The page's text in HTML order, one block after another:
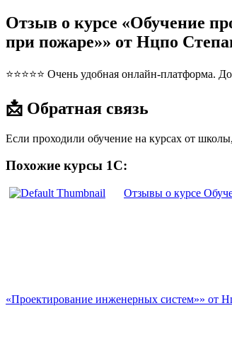
Отзыв о курсе «Обучение
при пожаре»» от Нцпо
⭐⭐⭐⭐⭐ Очень удобная онлайн-платформа.
📩 Обратная связь
Если проходили обучение на курсах от
Похожие курсы 1С:
Отзывы о курсе
«Проектирование инженерных систем»» от